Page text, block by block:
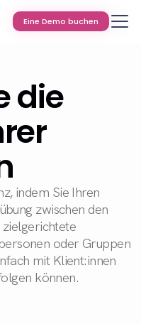
Eine Demo buchen
die
indem Sie Ihren
zwischen den
zielgerichtete
oder Gruppen
mit Klient:innen
können.
Eine Demo buchen